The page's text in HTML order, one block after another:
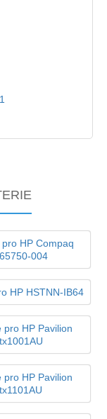
HP Compaq
004
HP HSTNN-IB64
pro HP Pavilion
tx1001AU
pro HP Pavilion
tx1101AU